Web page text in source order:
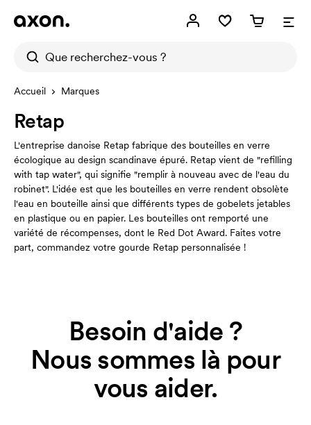
Accueil Marques
Retap
L'entreprise danoise Retap fabrique des bouteilles en verre
écologique au design scandinave épuré. Retap vient de "refilling
with tap water", qui signifie "remplir à nouveau avec de l'eau du
robinet". L'idée est que les bouteilles en verre rendent obsolète
l'eau en bouteille ainsi que différents types de gobelets jetables
en plastique ou en papier. Les bouteilles ont remporté une
variété de récompenses, dont le Red Dot Award. Faites votre
part, commandez votre gourde Retap personnalisée !
Besoin d'aide ?
Nous sommes là pour
vous aider.